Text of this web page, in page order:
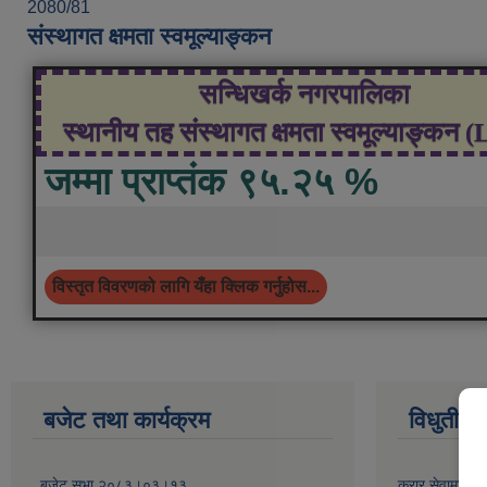
2080/81
संस्थागत क्षमता स्वमूल्याङ्कन
सन्धिखर्क नगरपालिका
स्थानीय तह संस्थागत क्षमता स्वमूल्याङ्कन
जम्मा प्राप्तंक ९५.२५ %
विस्तृत विवरणको लागि यँहा क्लिक गर्नुहोस...
बजेट तथा कार्यक्रम विधुतीय